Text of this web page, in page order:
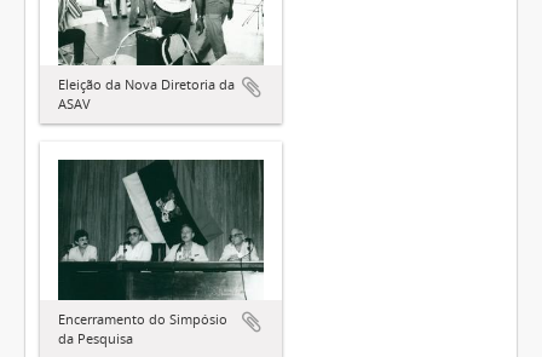
Eleição da Nova Diretoria da
ASAV
Encerramento do Simpósio
da Pesquisa